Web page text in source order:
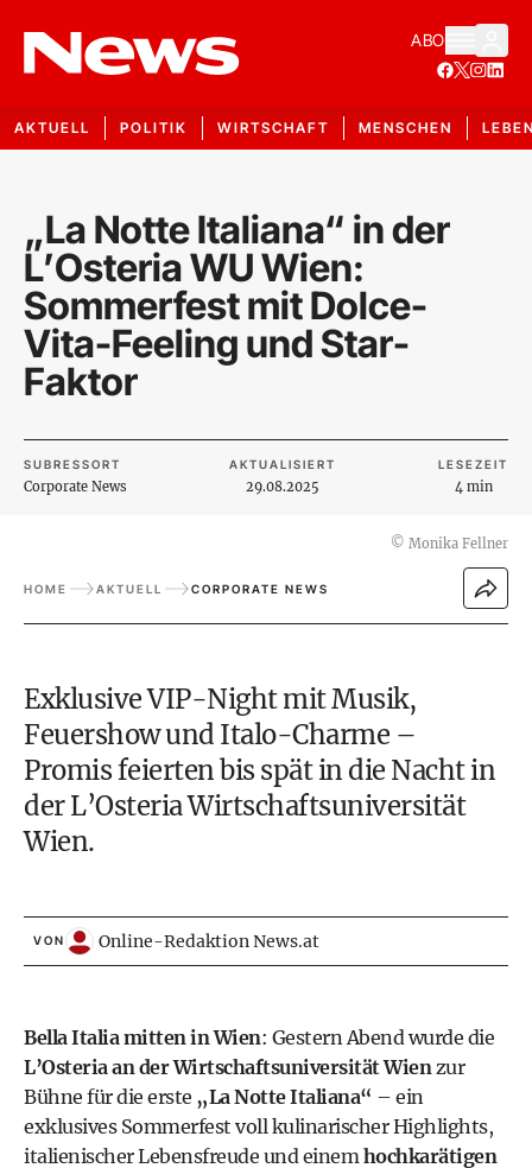
ABO
AKTUELL POLITIK WIRTSCHAFT MENSCHEN
„La Notte Italiana“ in der
L’Osteria WU Wien:
Sommerfest mit Dolce-
Vita-Feeling und Star-
Faktor
SUBRESSORT
Corporate News
AKTUALISIERT
29.08.2025
LESEZEIT
4 min
© Monika Fellner
HOME AKTUELL CORPORATE NEWS
Exklusive VIP-Night mit Musik,
Feuershow und Italo-Charme –
Promis feierten bis spät in die Nacht in
der L’Osteria Wirtschaftsuniversität
Wien.
VON Online-Redaktion News.at
Bella Italia mitten in Wien: Gestern Abend wurde die
L’Osteria an der Wirtschaftsuniversität Wienzur
Bühne für die erste „La Notte Italiana“ – ein
exklusives Sommerfest voll kulinarischer Highlights,
italienischer Lebensfreude und einemhochkarätigen